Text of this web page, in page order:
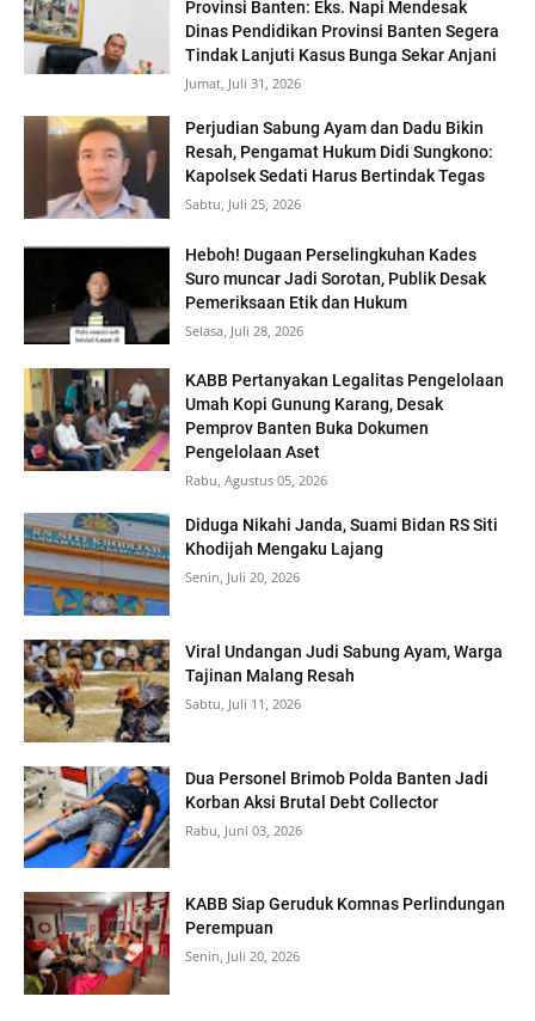
Provinsi Banten: Eks. Napi Mendesak
Dinas Pendidikan Provinsi Banten Segera
Tindak Lanjuti Kasus Bunga Sekar Anjani
Jumat, Juli 31, 2026
Perjudian Sabung Ayam dan Dadu Bikin
Resah, Pengamat Hukum Didi Sungkono:
Kapolsek Sedati Harus Bertindak Tegas
Sabtu, Juli 25, 2026
Heboh! Dugaan Perselingkuhan Kades
Suro muncar Jadi Sorotan, Publik Desak
Pemeriksaan Etik dan Hukum
Selasa, Juli 28, 2026
KABB Pertanyakan Legalitas Pengelolaan
Umah Kopi Gunung Karang, Desak
Pemprov Banten Buka Dokumen
Pengelolaan Aset
Rabu, Agustus 05, 2026
Diduga Nikahi Janda, Suami Bidan RS Siti
Khodijah Mengaku Lajang
Senin, Juli 20, 2026
Viral Undangan Judi Sabung Ayam, Warga
Tajinan Malang Resah
Sabtu, Juli 11, 2026
Dua Personel Brimob Polda Banten Jadi
Korban Aksi Brutal Debt Collector
Rabu, Juni 03, 2026
‎KABB Siap Geruduk Komnas Perlindungan
Perempuan
Senin, Juli 20, 2026